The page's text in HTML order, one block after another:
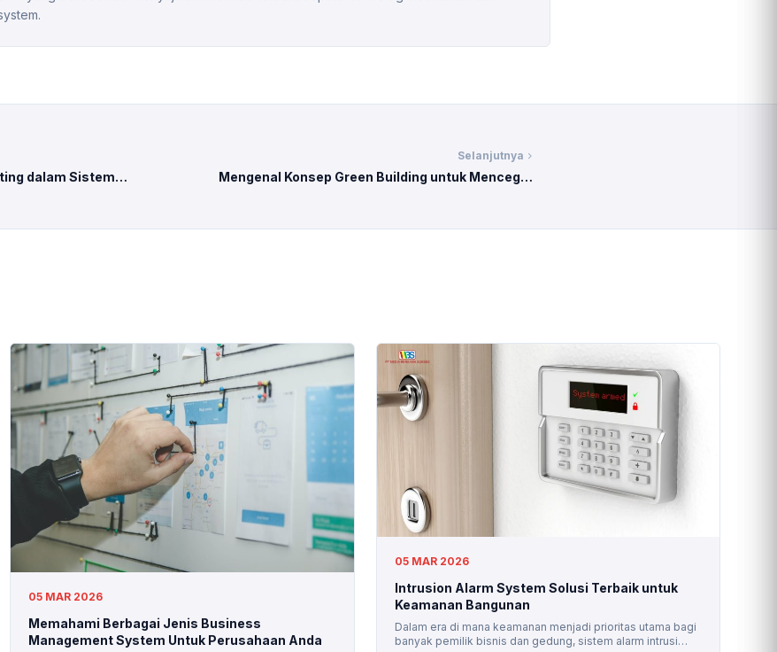
dalam Sistem
Selanjutnya chevron_right
Mengenal Konsep Green Building untuk Mencegah
05 MAR 2026
Memahami Berbagai Jenis Business
Management System Untuk Perusahaan Anda
05 MAR 2026
Intrusion Alarm System Solusi Terbaik untuk
Keamanan Bangunan
Dalam era di mana keamanan menjadi prioritas utama bagi
banyak pemilik bisnis dan gedung, sistem alarm intrusi